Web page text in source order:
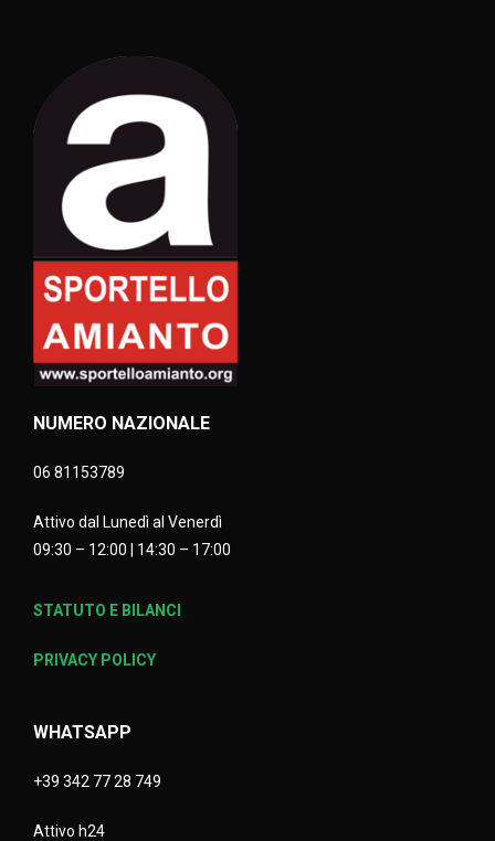
NUMERO NAZIONALE
06 81153789
Attivo dal Lunedì al Venerdì
09:30 – 12:00 | 14:30 – 17:00
STATUTO E BILANCI
PRIVACY POLICY
WHATSAPP
+39 342 77 28 749
Attivo h24